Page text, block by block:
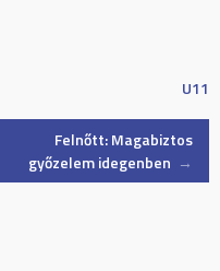
U11
Felnőtt: Magabiztos
győzelem idegenben →